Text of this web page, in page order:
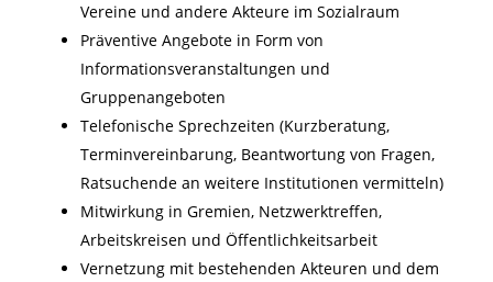
Vereine und andere Akteure im Sozialraum
Präventive Angebote in Form von
Informationsveranstaltungen und
Gruppenangeboten
Telefonische Sprechzeiten (Kurzberatung,
Terminvereinbarung, Beantwortung von Fragen,
Ratsuchende an weitere Institutionen vermitteln)
Mitwirkung in Gremien, Netzwerktreffen,
Arbeitskreisen und Öffentlichkeitsarbeit
Vernetzung mit bestehenden Akteuren und dem